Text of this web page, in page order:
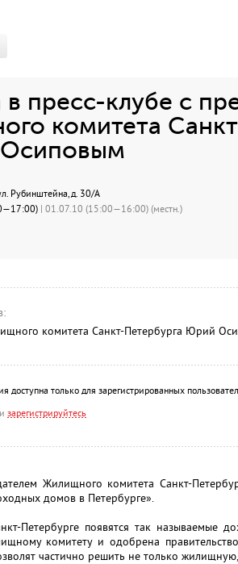
в пресс-клубе с
комитета
Рубинштейна, д. 30/А
| 01.07.10 (15:00—16:00) (местн.)
комитета Санкт-Петербурга Юрий
доступна только для зарегистрированных
зарегистрируйтесь
Жилищного комитета Санкт-
домов в Петербурге».
Петербурге появятся так называемые
комитету и одобрена
частично решить не только